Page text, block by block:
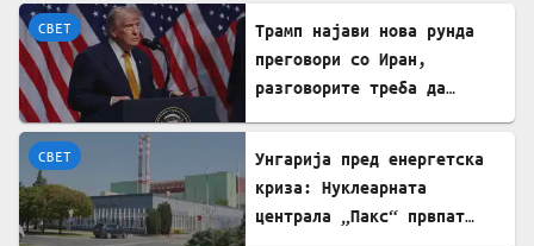
СВЕТ
Трамп најави нова рунда
преговори со Иран,
разговорите треба да
СВЕТ
Унгарија пред енергетска
криза: Нуклеарната
централа „Пакс“ првпат